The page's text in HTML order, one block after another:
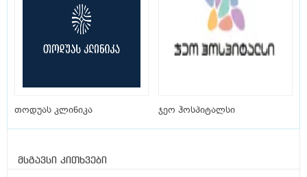
თოდუას კლინიკა ჯეო ჰოსპიტალსი
მსგავსი კითხვები